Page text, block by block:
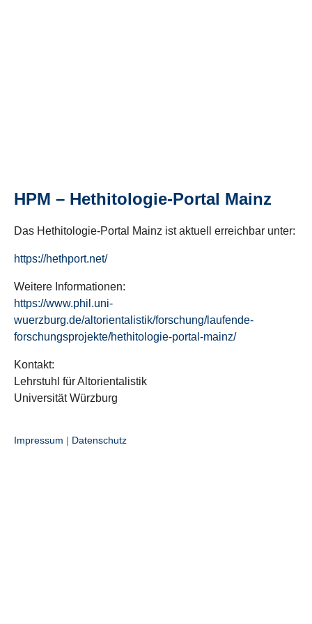
HPM – Hethitologie-Portal Mainz
Das Hethitologie-Portal Mainz ist aktuell erreichbar unter:
https://hethport.net/
Weitere Informationen:
https://www.phil.uni-
wuerzburg.de/altorientalistik/forschung/laufende-
forschungsprojekte/hethitologie-portal-mainz/
Kontakt:
Lehrstuhl für Altorientalistik
Universität Würzburg
Impressum | Datenschutz